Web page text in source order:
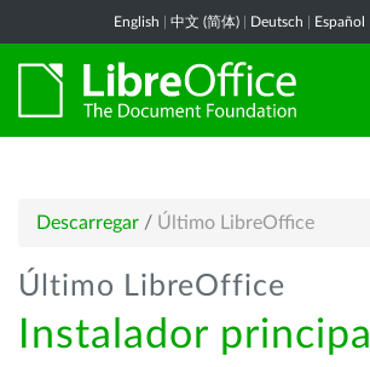
English 中文 (简体) Deutsch Español
Descarregar / Último LibreOffice
Último LibreOffice
Instalador principal